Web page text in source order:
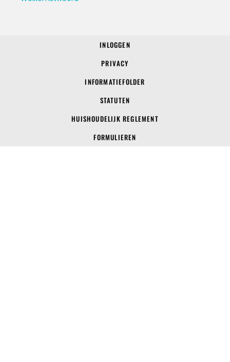
INLOGGEN
PRIVACY
INFORMATIEFOLDER
STATUTEN
HUISHOUDELIJK REGLEMENT
FORMULIEREN
© 2022 SV Voerendaal